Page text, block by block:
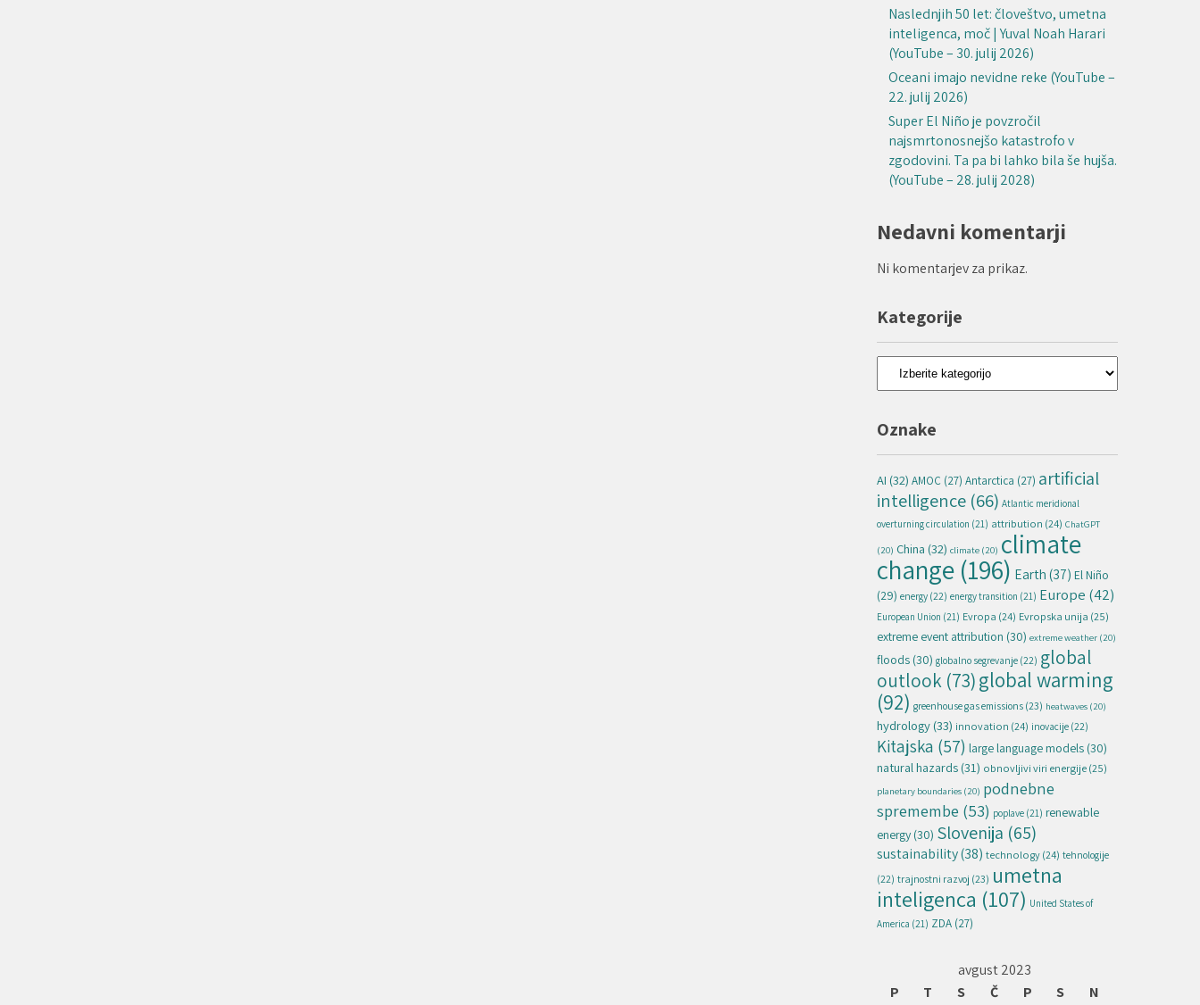
Naslednjih 50 let: človeštvo, umetna
inteligenca, moč | Yuval Noah Harari
(YouTube – 30. julij 2026)
Oceani imajo nevidne reke (YouTube –
22. julij 2026)
Super El Niño je povzročil
najsmrtonosnejšo katastrofo v
zgodovini. Ta pa bi lahko bila še hujša.
(YouTube – 28. julij 2028)
Nedavni komentarji
Ni komentarjev za prikaz.
Kategorije
Kategorije
Oznake
AI (32) AMOC (27) Antarctica (27) artificial
intelligence (66) Atlantic meridional
overturning circulation (21) attribution (24) ChatGPT
(20) China (32) climate (20) climate
change (196) Earth (37) El Niño
(29) energy (22) energy transition (21) Europe (42)
European Union (21) Evropa (24) Evropska unija (25)
extreme event attribution (30) extreme weather (20)
floods (30) globalno segrevanje (22) global
outlook (73)global warming
(92) greenhouse gas emissions (23) heatwaves (20)
hydrology(33) innovation (24) inovacije (22)
Kitajska (57) large language models (30)
natural hazards (31) obnovljivi viri energije(25)
planetary boundaries (20) podnebne
spremembe (53) poplave (21) renewable
energy (30) Slovenija (65)
sustainability(38) technology(24) tehnologije
(22) trajnostni razvoj (23) umetna
inteligenca (107) United States of
America (21) ZDA (27)
avgust 2023
P
T S Č P S N